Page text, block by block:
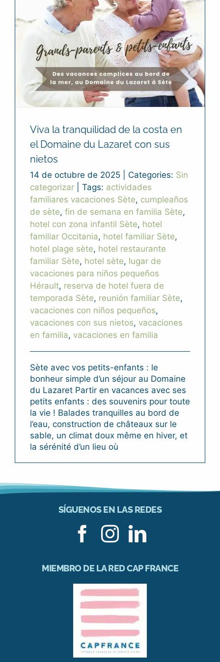
Viva la tranquilidad de la costa en
el Domaine du Lazaret con sus
nietos
14 de octubre de 2025 Categories: Sin
categorizar
Tags: actividades
familiares vacaciones Sète, cumpleaños
de sète, fin de semana en familia Sète,
hotel con zona infantil Sète, hotel
familiar Occitania, hotel familiar Sète,
hotel plage sète, hotel restaurante
familiar Sète, hotel sète, lugar de
vacaciones para niños pequeños
Hérault, reserva de hotel fuera de
temporada Sète, reunión familiar Sète,
vacaciones con niños pequeños,
vacaciones con sus nietos, vacaciones
en familia, vacaciones en familia
Sète avec vos petits-enfants : le
bonheur simple d’un séjour au Domaine
du Lazaret Partir en vacances avec ses
petits enfants : des souvenirs pour toute
la vie ! Balades tranquilles au bord de
l’eau, construction de châteaux sur le
sable, un climat doux même en hiver, et
la sérénité d’un lieu où
SÍGUENOS EN LAS REDES
MIEMBRO DE LA RED CAP FRANCE